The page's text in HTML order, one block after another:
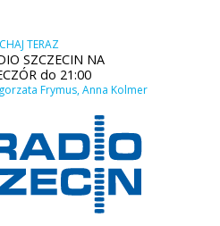
TERAZ
SZCZECIN NA
do 21:00
Frymus, Anna Kolmer